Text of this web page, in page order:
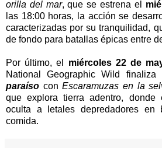
orilla del mar, que se estrena el
las 18:00 horas, la acción se
caracterizadas por su tranquilidad,
de fondo para batallas épicas entre
Por último, el miércoles 22 de
National Geographic Wild finaliza
paraíso conEscaramuzas en la
que explora tierra adentro, donde
oculta a letales depredadores en
comida.